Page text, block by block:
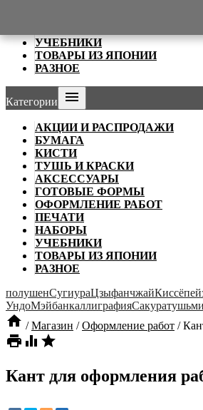
УЧЕБНИКИ
ТОВАРЫ ИЗ ЯПОНИИ
РАЗНОЕ
Категории 
АКЦИИ И РАСПРОДАЖИ
БУМАГА
КИСТИ
ТУШЬ И КРАСКИ
АКСЕССУАРЫ
ГОТОВЫЕ ФОРМЫ
ОФОРМЛЕНИЕ РАБОТ
ПЕЧАТИ
НАБОРЫ
УЧЕБНИКИ
ТОВАРЫ ИЗ ЯПОНИИ
РАЗНОЕ
полушенСугиураЦзыфанчжайКиссё
УндоМэйбанкаллиграфияСакуратушь
 / Магазин / Оформление работ /
  
Кант для оформления